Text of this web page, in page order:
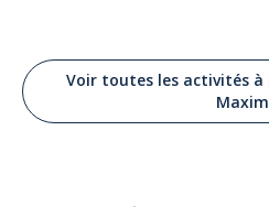
Voir toutes les activités